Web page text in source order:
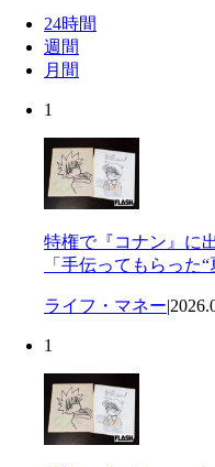
24時間
週間
月間
1
特権で『コナン』に
「手伝ってもらった
ライフ・マネー|
1